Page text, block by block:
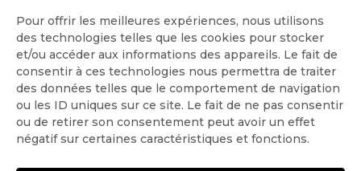
Pour offrir les meilleures expériences, nous utilisons
des technologies telles que les cookies pour stocker
et/ou accéder aux informations des appareils. Le fait de
consentir à ces technologies nous permettra de traiter
des données telles que le comportement de navigation
ou les ID uniques sur ce site. Le fait de ne pas consentir
ou de retirer son consentement peut avoir un effet
négatif sur certaines caractéristiques et fonctions.
Quotidienne
Hebdo
OK